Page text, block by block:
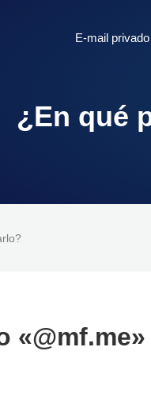
E-mail privado
¿En qué